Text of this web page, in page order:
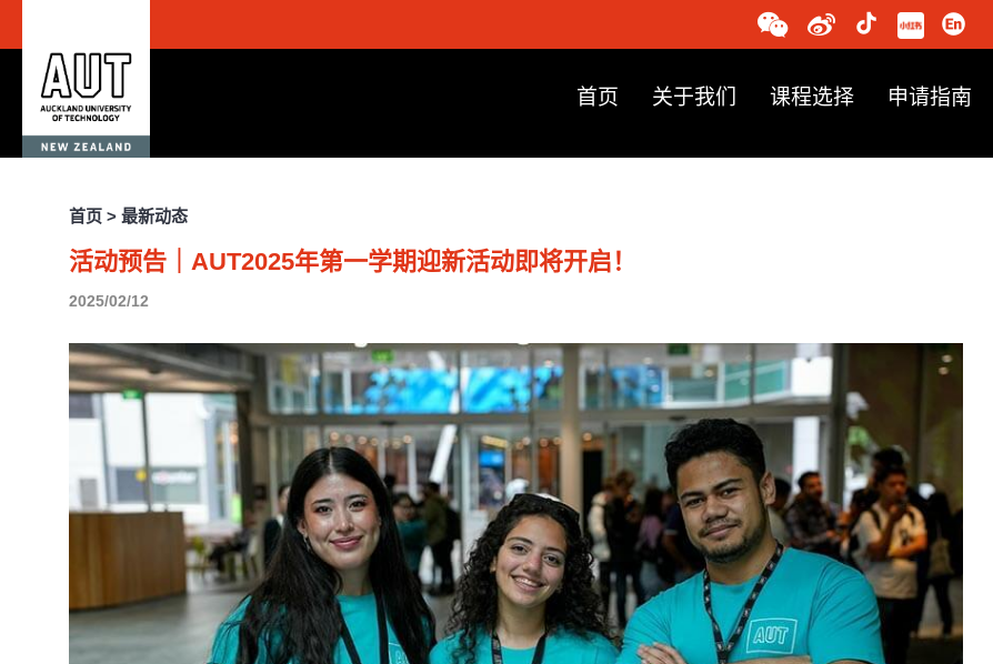
首页 关于我们 课程选择 申请指南
首页 > 最新动态
活动预告｜AUT2025年第一学期迎新活动即将开启！
2025/02/12